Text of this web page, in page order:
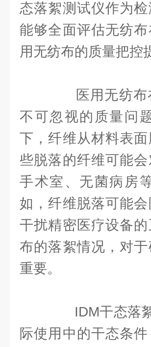
态落絮测试仪作为
能够全面评估无纺
用无纺布的质量把控
医用无纺布
不可忽视的质量问
下，纤维从材料表
些脱落的纤维可能
手术室、无菌病房
如，纤维脱落可能
干扰精密医疗设备
布的落絮情况，对
重要。
IDM干态落絮
际使用中的干态条